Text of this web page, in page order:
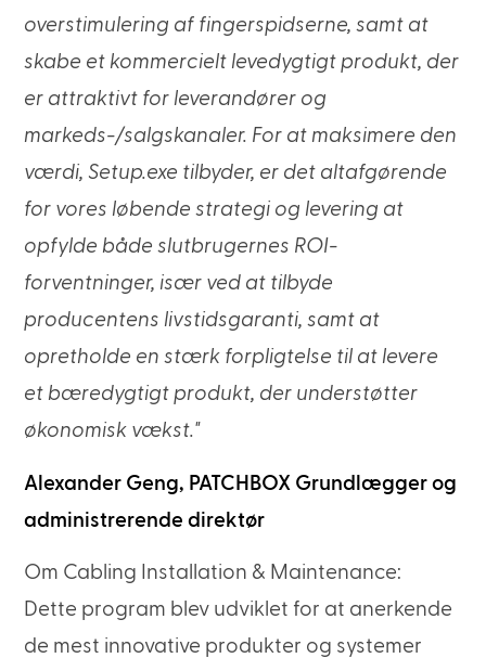
overstimulering af fingerspidserne, samt at
skabe et kommercielt levedygtigt produkt, der
er attraktivt for leverandører og
markeds-/salgskanaler. For at maksimere den
værdi, Setup.exe tilbyder, er det altafgørende
for vores løbende strategi og levering at
opfylde både slutbrugernes ROI-
forventninger, især ved at tilbyde
producentens livstidsgaranti, samt at
opretholde en stærk forpligtelse til at levere
et bæredygtigt produkt, der understøtter
økonomisk vækst."
Alexander Geng, PATCHBOX Grundlægger og
administrerende direktør
Om Cabling Installation & Maintenance:
Dette program blev udviklet for at anerkende
de mest innovative produkter og systemer